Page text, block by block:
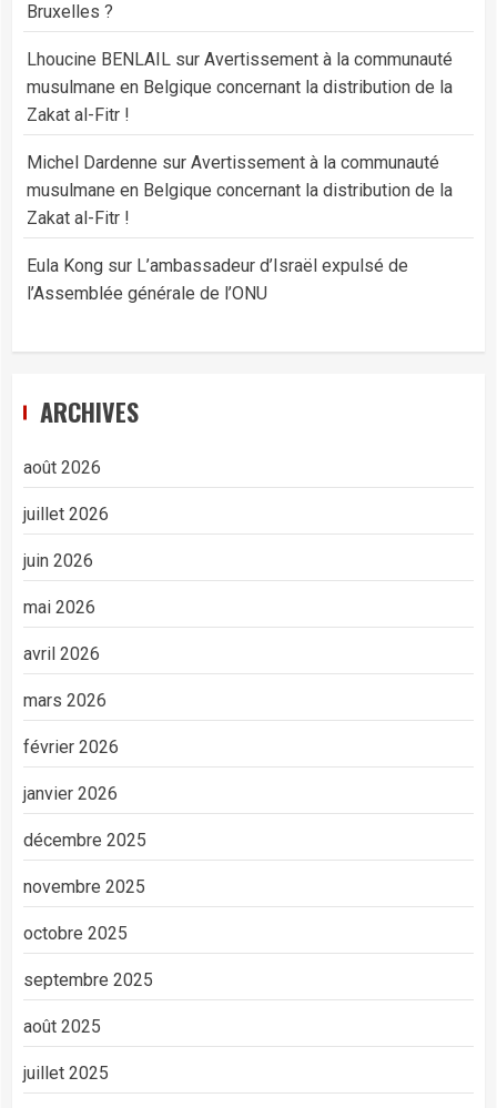
Bruxelles ?
Lhoucine BENLAIL sur Avertissement à la communauté
musulmane en Belgique concernant la distribution de la
Zakat al-Fitr !
Michel Dardenne sur Avertissement à la communauté
musulmane en Belgique concernant la distribution de la
Zakat al-Fitr !
Eula Kong sur L’ambassadeur d’Israël expulsé de
l’Assemblée générale de l’ONU
ARCHIVES
août 2026
juillet 2026
juin 2026
mai 2026
avril 2026
mars 2026
février 2026
janvier 2026
décembre 2025
novembre 2025
octobre 2025
septembre 2025
août 2025
juillet 2025